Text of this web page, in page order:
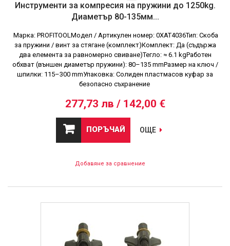
Инструменти за компресия на пружини до 1250kg.
Диаметър 80-135мм...
Марка: PROFITOOLМодел / Артикулен номер: 0XAT4036Тип: Скоба
за пружини / винт за стягане (комплект)Комплект: Да (съдържа
два елемента за равномерно свиване)Тегло: ≈ 6.1 kgРаботен
обхват (външен диаметър пружини): 80–135 mmРазмер на ключ /
шпилки: 115–300 mmУпаковка: Солиден пластмасов куфар за
безопасно съхранение
277,73 лв / 142,00 €
ПОРЪЧАЙ ОЩЕ
Добавяне за сравнение